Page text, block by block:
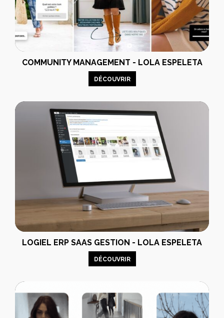
COMMUNITY MANAGEMENT - LOLA ESPELETA
DÉCOUVRIR
LOGIEL ERP SAAS GESTION - LOLA ESPELETA
DÉCOUVRIR